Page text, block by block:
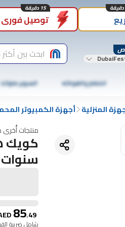
توصيل فوري
15 دقيقة
ابحث بين
الخضار والفواكه السوبر ماركت
المنزلية أجهزة الكمبيوتر
منتجات
85.49
شامل ضريبة